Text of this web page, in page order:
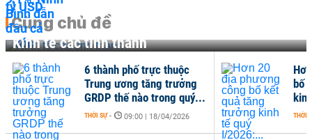
Cùng chủ đề
Kinh tế các tỉnh thành
6 thành phố trực thuộc
Trung ương tăng trưởng
GRDP thế nào trong quý...
THỜI SỰ - 09:00 | 18/04/2026
bố
THỜI